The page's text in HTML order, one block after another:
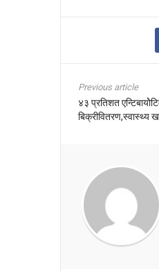
Previous article
४३ प्रतिशत
बिक्रीवितरण,स्वास्थ्य